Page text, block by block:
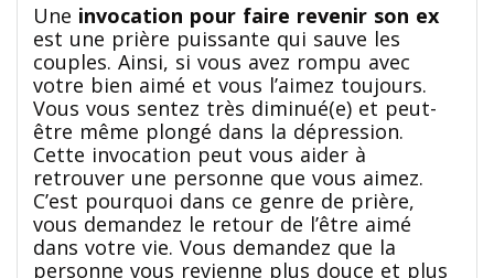
Une invocation pour faire revenir son ex
est une prière puissante qui sauve les
couples. Ainsi, si vous avez rompu avec
votre bien aimé et vous l’aimez toujours.
Vous vous sentez très diminué(e) et peut-
être même plongé dans la dépression.
Cette invocation peut vous aider à
retrouver une personne que vous aimez.
C’est pourquoi dans ce genre de prière,
vous demandez le retour de l’être aimé
dans votre vie. Vous demandez que la
personne vous revienne plus douce et plus